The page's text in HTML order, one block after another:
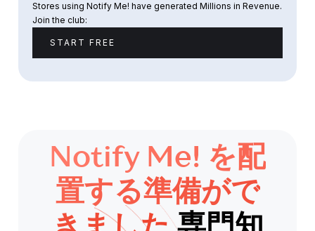
Stores using Notify Me! have generated Millions in Revenue.
Join the club:
START FREE
Notify Me! を配
置する準備がで